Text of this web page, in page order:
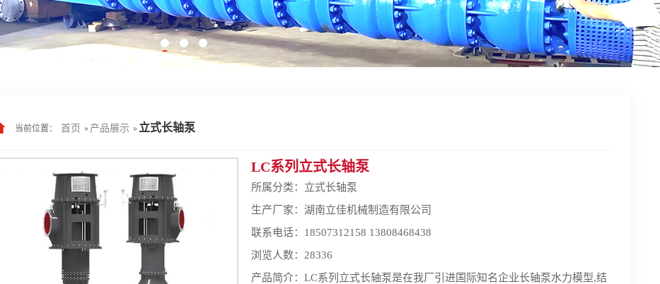
当前位置： 首页 » 产品展示 » 立式长轴泵
LC系列立式长轴泵
所属分类： 立式长轴泵
生产厂家：湖南立佳机械制造有限公司
联系电话：18507312158 13808468438
浏览人数： 28336
产品简介：LC系列立式长轴泵是在我厂引进国际知名企业长轴泵水力模型,结